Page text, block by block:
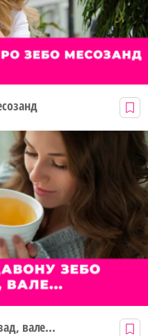
вале...